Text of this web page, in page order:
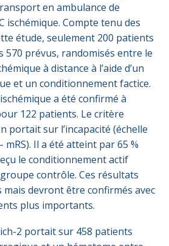
en ambulance de
ischémique. Compte tenu des
étude, seulement 200 patients
570 prévus, randomisés entre le
à distance à l’aide d’un
et un conditionnement factice.
a été confirmé à
122 patients. Le critère
portait sur l’incapacité (échelle
mRS). Il a été atteint par 65 %
le conditionnement actif
contrôle. Ces résultats
devront être confirmés avec
plus importants.
2 portait sur 458 patients